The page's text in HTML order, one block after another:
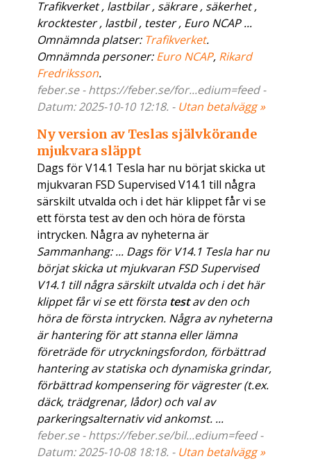
Trafikverket , lastbilar , säkrare , säkerhet ,
krocktester , lastbil , tester , Euro NCAP ...
Omnämnda platser: Trafikverket.
Omnämnda personer:Euro NCAP, Rikard
Fredriksson.
feber.se - https://feber.se/for...edium=feed -
Datum: 2025-10-10 12:18. - Utan betalvägg »
Ny version av Teslas självkörande
mjukvara släppt
Dags för V14.1 Tesla har nu börjat skicka ut
mjukvaran FSD Supervised V14.1 till några
särskilt utvalda och i det här klippet får vi se
ett första test av den och höra de första
intrycken. Några av nyheterna är
Sammanhang: ... Dags för V14.1 Tesla har nu
börjat skicka ut mjukvaran FSD Supervised
V14.1 till några särskilt utvalda och i det här
klippet får vi se ett första testav den och
höra de första intrycken. Några av nyheterna
är hantering för att stanna eller lämna
företräde för utryckningsfordon, förbättrad
hantering av statiska och dynamiska grindar,
förbättrad kompensering för vägrester (t.ex.
däck, trädgrenar, lådor) och val av
parkeringsalternativ vid ankomst. ...
feber.se - https://feber.se/bil...edium=feed -
Datum: 2025-10-08 18:18. - Utan betalvägg »